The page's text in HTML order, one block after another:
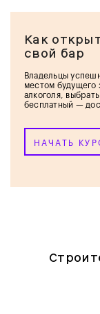
Как
свой бар
Владельцы
местом будущего
алкоголя,
бесплатный —
НАЧАТЬ